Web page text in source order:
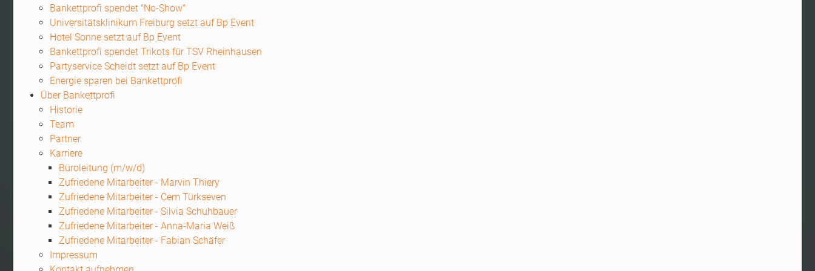
Bankettprofi spendet "No-Show"
Universitätsklinikum Freiburg setzt auf Bp Event
Hotel Sonne setzt auf Bp Event
Bankettprofi spendet Trikots für TSV Rheinhausen
Partyservice Scheidt setzt auf Bp Event
Energie sparen bei Bankettprofi
Über Bankettprofi
Historie
Team
Partner
Karriere
Büroleitung (m/w/d)
Zufriedene Mitarbeiter - Marvin Thiery
Zufriedene Mitarbeiter - Cem Türkseven
Zufriedene Mitarbeiter - Silvia Schuhbauer
Zufriedene Mitarbeiter - Anna-Maria Weiß
Zufriedene Mitarbeiter - Fabian Schäfer
Impressum